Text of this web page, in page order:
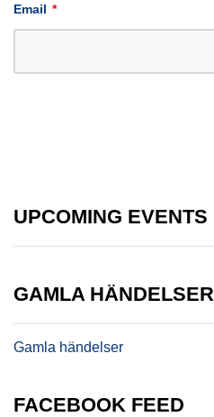
Email *
UPCOMING EVENTS
GAMLA HÄNDELSER
Gamla händelser
FACEBOOK FEED